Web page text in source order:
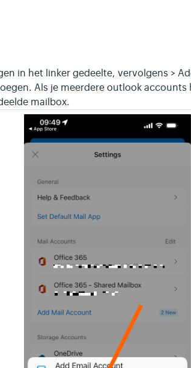
in het linker gedeelte, vervolgens >
Als je meerdere outlook accounts
mailbox.